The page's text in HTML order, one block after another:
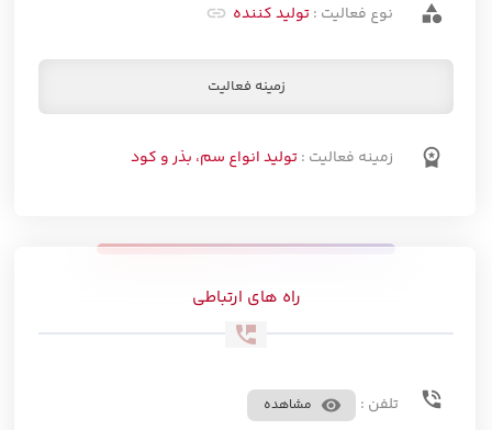
category نوع فعالیت :تولید کننده
زمینه فعالیت
workspace_premium زمینه فعالیت :تولید انواع سم، بذر و کود
perm_phone_msg
راه های ارتباطی
phone_in_talk تلفن : visibility مشاهده